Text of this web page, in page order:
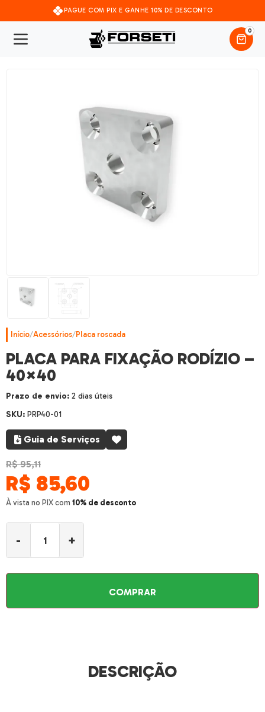
PAGUE COM PIX E GANHE 10% DE DESCONTO
0
Início/Acessórios/Placa roscada
PLACA PARA FIXAÇÃO RODÍZIO –
40×40
Prazo de envio: 2 dias úteis
SKU: PRP40-01
Guia de Serviços
R$ 95,11
R$ 85,60
À vista no PIX com 10% de desconto
- +
COMPRAR
DESCRIÇÃO